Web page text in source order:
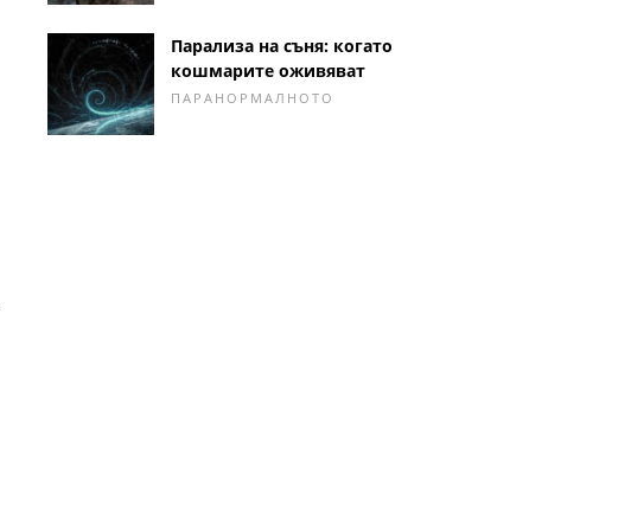
Парализа на съня: когато
кошмарите оживяват
ПАРАНОРМАЛНОТО